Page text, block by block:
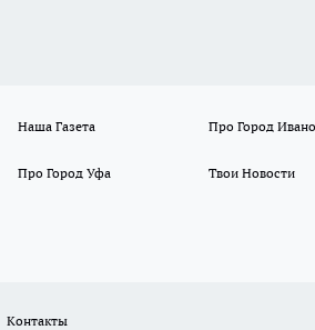
Наша Газета Про Город
Про Город Уфа Твои Новости
Контакты